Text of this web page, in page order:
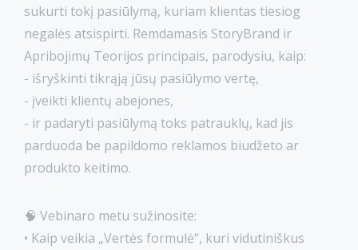
sukurti tokį pasiūlymą, kuriam klientas tiesiog
negalės atsispirti. Remdamasis StoryBrand ir
Apribojimų Teorijos principais, parodysiu, kaip:
- išryškinti tikrąją jūsų pasiūlymo vertę,
- įveikti klientų abejones,
- ir padaryti pasiūlymą toks patrauklų, kad jis
parduoda be papildomo reklamos biudžeto ar
produkto keitimo.
🧠 Vebinaro metu sužinosite:
• Kaip veikia „Vertės formulė“, kuri vidutiniškus